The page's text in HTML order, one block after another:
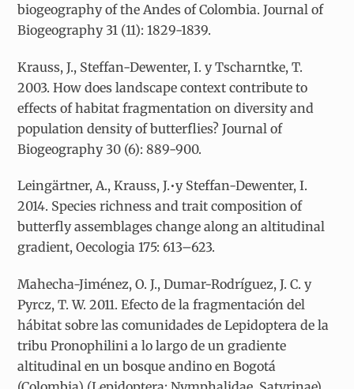
biogeography of the Andes of Colombia. Journal of
Biogeography 31 (11): 1829-1839.
Krauss, J., Steffan-Dewenter, I. y Tscharntke, T.
2003. How does landscape context contribute to
effects of habitat fragmentation on diversity and
population density of butterflies? Journal of
Biogeography 30 (6): 889-900.
Leingärtner, A., Krauss, J.•y Steffan-Dewenter, I.
2014. Species richness and trait composition of
butterfly assemblages change along an altitudinal
gradient, Oecologia 175: 613–623.
Mahecha-Jiménez, O. J., Dumar-Rodríguez, J. C. y
Pyrcz, T. W. 2011. Efecto de la fragmentación del
hábitat sobre las comunidades de Lepidoptera de la
tribu Pronophilini a lo largo de un gradiente
altitudinal en un bosque andino en Bogotá